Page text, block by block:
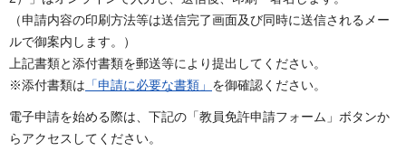
（申請内容の印刷方法等は送信完了画面及び同時に送信されるメー
ルで御案内します。）
上記書類と添付書類を郵送等により提出してください。
※添付書類は 「申請に必要な書類」 を御確認ください。
電子申請を始める際は、下記の「教員免許申請フォーム」ボタンか
らアクセスしてください。